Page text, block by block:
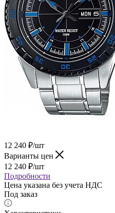
12 240 ₽/шт
Варианты цен
12 240 ₽/шт
Подробности
Цена указана без учета НДС
Под заказ